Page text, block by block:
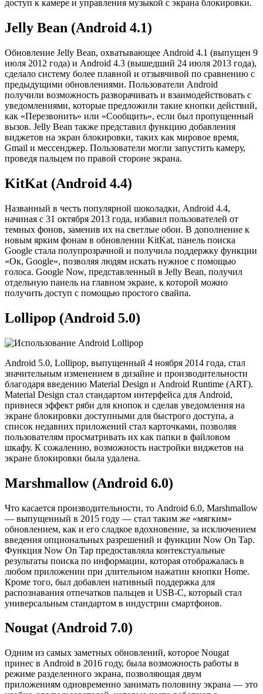
доступ к камере и управления музыкой с экрана блокировки.
Jelly Bean (Android 4.1)
Обновление Jelly Bean, охватывающее Android 4.1 (выпущен 9
июля 2012 года) и Android 4.3 (вышедший 24 июля 2013 года),
сделало систему более плавной и отзывчивой по сравнению с
предыдущими обновлениями. Пользователи Android
получили возможность разворачивать и взаимодействовать с
уведомлениями, которые предложили такие кнопки действий,
как «Перезвонить» или «Сообщить», если был пропущенный
вызов. Jelly Bean также представил функцию добавления
виджетов на экран блокировки, таких как мировое время,
Gmail и мессенджер. Пользователи могли запустить камеру,
проведя пальцем по правой стороне экрана.
KitKat (Android 4.4)
Названный в честь популярной шоколадки, Android 4.4,
начиная с 31 октября 2013 года, избавил пользователей от
темных фонов, заменив их на светлые обои. В дополнение к
новым ярким фонам в обновлении KitKat, панель поиска
Google стала полупрозрачной и получила поддержку функции
«Ок, Google», позволяя людям искать нужное с помощью
голоса. Google Now, представленный в Jelly Bean, получил
отдельную панель на главном экране, к которой можно
получить доступ с помощью простого свайпа.
Lollipop (Android 5.0)
Android 5.0, Lollipop, выпущенный 4 ноября 2014 года, стал
значительным изменением в дизайне и производительности
благодаря введению Material Design и Android Runtime (ART).
Material Design стал стандартом интерфейса для Android,
привнеся эффект ряби для кнопок и сделав уведомления на
экране блокировки доступными для быстрого доступа, а
список недавних приложений стал карточками, позволяя
пользователям просматривать их как папки в файловом
шкафу. К сожалению, возможность настройки виджетов на
экране блокировки была удалена.
Marshmallow (Android 6.0)
Что касается производительности, то Android 6.0, Marshmallow
— выпущенный в 2015 году — стал таким же «мягким»
обновлением, как и его сладкое вдохновение, за исключением
введения опциональных разрешений и функции Now On Tap.
Функция Now On Tap предоставляла контекстуальные
результаты поиска по информации, которая отображалась в
любом приложении при длительном нажатии кнопки Home.
Кроме того, был добавлен нативный поддержка для
распознавания отпечатков пальцев и USB-C, который стал
универсальным стандартом в индустрии смартфонов.
Nougat (Android 7.0)
Одним из самых заметных обновлений, которое Nougat
принес в Android в 2016 году, была возможность работы в
режиме разделенного экрана, позволяющая двум
приложениям одновременно занимать половину экрана — это